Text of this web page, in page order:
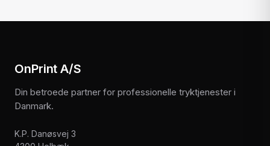
OnPrint A/S
Din betroede partner for professionelle tryktjenester i
Danmark.
K.P. Danøsvej 3